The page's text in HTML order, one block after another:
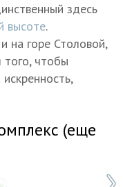
здесь
высоте.
на горе Столовой,
чтобы
(еще
Ассинский